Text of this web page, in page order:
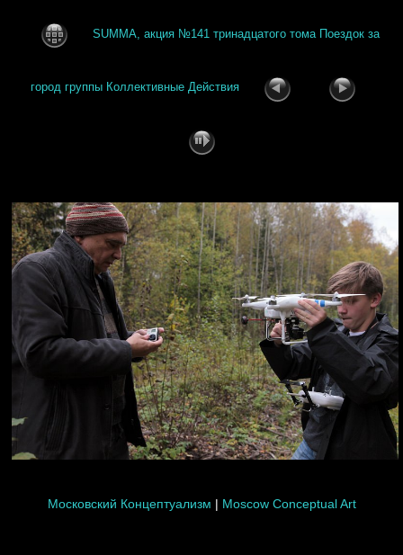
SUMMA, акция №141 тринадцатого тома Поездок за
город группы Коллективные Действия
Московский Концептуализм | Moscow Conceptual Art